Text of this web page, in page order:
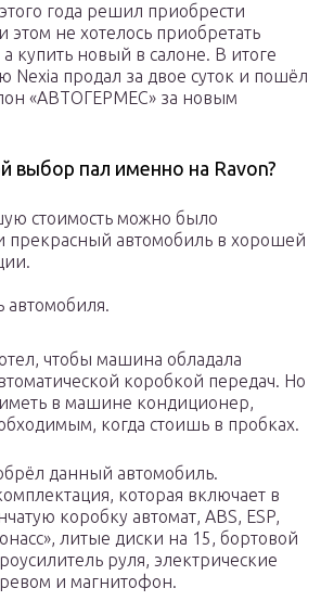
года решил приобрести
этом не хотелось приобретать
купить новый в салоне. В итоге
Nexia продал за двое суток и пошёл
«АВТОГЕРМЕС» за новым
выбор пал именно на Ravon?
стоимость можно было
прекрасный автомобиль в хорошей
автомобиля.
чтобы машина обладала
коробкой передач. Но
иметь в машине кондиционер,
когда стоишь в пробках.
данный автомобиль.
которая включает в
коробку автомат, ABS, ESP,
литые диски на 15, бортовой
руля, электрические
и магнитофон.